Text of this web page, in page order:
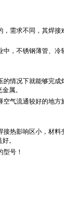
需求不同，其焊
，不锈钢薄管、
情况下就能够完
属。
气流通较好的地
热影响区小，材
。
号！